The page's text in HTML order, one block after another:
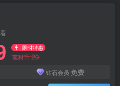
限时特惠
素材币20
钻石会员 免费